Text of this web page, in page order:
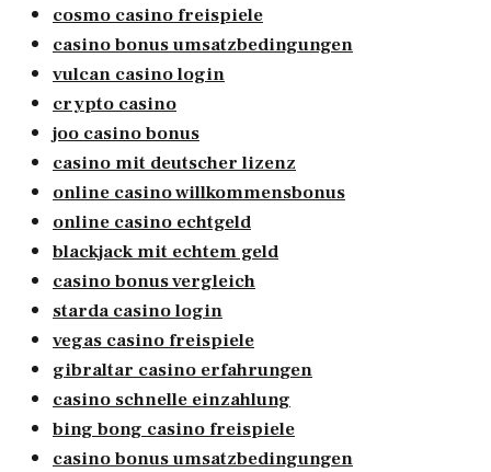
cosmo casino freispiele
casino bonus umsatzbedingungen
vulcan casino login
crypto casino
joo casino bonus
casino mit deutscher lizenz
online casino willkommensbonus
online casino echtgeld
blackjack mit echtem geld
casino bonus vergleich
starda casino login
vegas casino freispiele
gibraltar casino erfahrungen
casino schnelle einzahlung
bing bong casino freispiele
casino bonus umsatzbedingungen